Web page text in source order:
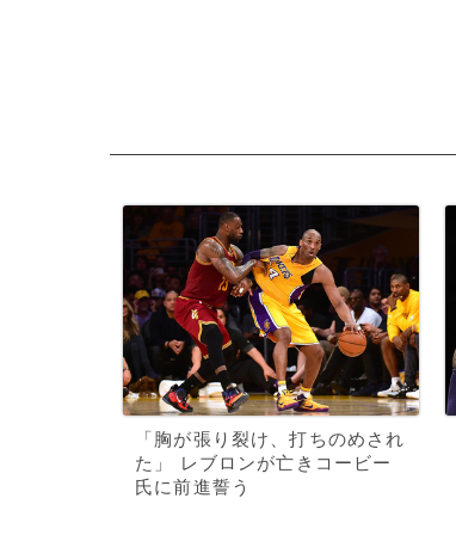
「胸が張り裂け、打ちのめされ
た」 レブロンが亡きコービー
氏に前進誓う